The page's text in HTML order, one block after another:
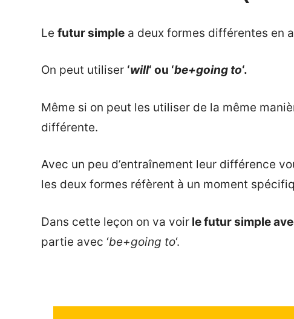
Le futur simple a deux formes différentes en
On peut utiliser ‘will‘ ou ‘be+going to‘.
Même si on peut les utiliser de la même
différente.
Avec un peu d’entraînement leur différence
les deux formes réfèrent à un moment
Dans cette leçon on va voir le futur simple
partie avec ‘be+going to‘.